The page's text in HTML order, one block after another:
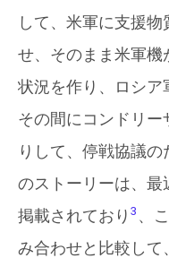
して、米軍に支援
せ、そのまま米軍機
状況を作り、ロシア
その間にコンドリー
りして、停戦協議
のストーリーは、最
掲載されており 3 、
み合わせと比較して